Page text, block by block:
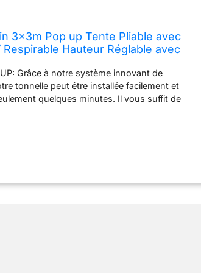
3x3m Pop up Tente Pliable avec
Hauteur Réglable avec
UP: Grâce à notre système innovant de
tonnelle peut être installée facilement et
quelques minutes. Il vous suffit de
la tonnelle. IMPERMÉABLE ET ANTI-
argentée, notre tonnelle peut bloquer
toit en 100% polyester est également
1200pa de pression d'eau. Ainsi, que
vous pouvez profiter d'un moment
ROBUSTE ET DURABLE : Son cadre en
doigts. Le toit est équipé d'une ouverture